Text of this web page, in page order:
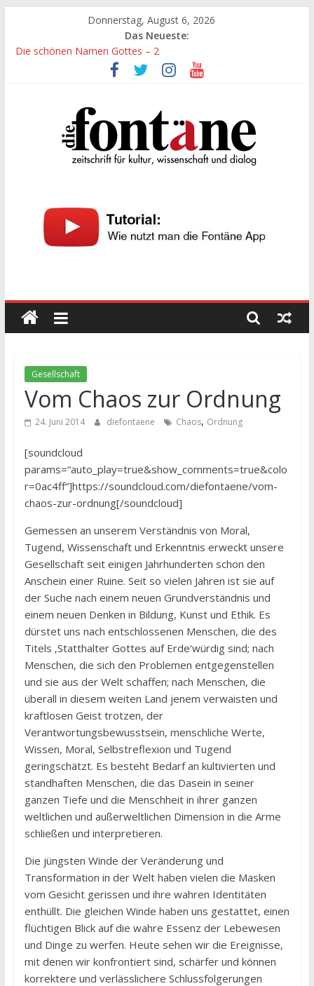
springen
Donnerstag, August 6, 2026
Das Neueste:
Die schönen Namen Gottes – 2
Werte, denen größte Sorgfalt entgegengebracht werden muss
Die schönen Namen Gottes
„Kind“ seiner Zeit sein
Die
Fontäne
kultur,
wissenschaft
und
Gesellschaft
Vom Chaos zur Ordnung
24. Juni 2014 diefontaene Chaos, Ordnung
[soundcloud
params=“auto_play=true&show_comments=true&colo
r=0ac4ff“]https://soundcloud.com/diefontaene/vom-
chaos-zur-ordnung[/soundcloud]
Gemessen an unserem Verständnis von Moral,
Tugend, Wissenschaft und Erkenntnis erweckt unsere
Gesellschaft seit einigen Jahrhunderten schon den
Anschein einer Ruine. Seit so vielen Jahren ist sie auf
der Suche nach einem neuen Grundverständnis und
einem neuen Denken in Bildung, Kunst und Ethik. Es
dürstet uns nach entschlossenen Menschen, die des
Titels ‚Statthalter Gottes auf Erde‘würdig sind; nach
Menschen, die sich den Problemen entgegenstellen
und sie aus der Welt schaffen; nach Menschen, die
überall in diesem weiten Land jenem verwaisten und
kraftlosen Geist trotzen, der
Verantwortungsbewusstsein, menschliche Werte,
Wissen, Moral, Selbstreflexion und Tugend
geringschätzt. Es besteht Bedarf an kultivierten und
standhaften Menschen, die das Dasein in seiner
ganzen Tiefe und die Menschheit in ihrer ganzen
weltlichen und außerweltlichen Dimension in die Arme
schließen und interpretieren.
Die jüngsten Winde der Veränderung und
Transformation in der Welt haben vielen die Masken
vom Gesicht gerissen und ihre wahren Identitäten
enthüllt. Die gleichen Winde haben uns gestattet, einen
flüchtigen Blick auf die wahre Essenz der Lebewesen
und Dinge zu werfen. Heute sehen wir die Ereignisse,
mit denen wir konfrontiert sind, schärfer und können
korrektere und verlässlichere Schlussfolgerungen